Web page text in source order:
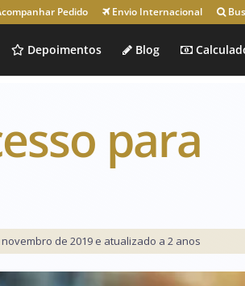
Pedido Envio Internacional
Depoimentos Blog
para
de 2019 e atualizado a 2 anos